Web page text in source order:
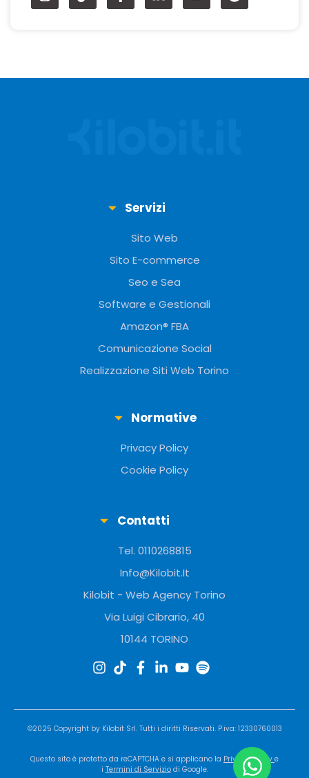
Servizi
Sito Web
Sito E-commerce
Seo e Sea
Software e Gestionali
Amazon® FBA
Comunicazione Social
Realizzazione Siti Web Torino
Normative
Privacy Policy
Cookie Policy
Contatti
Tel. 0110268815
Info@Kilobit.It
Kilobit - Web Agency Torino
Via Luigi Cibrario, 40
10144 TORINO
©2025 Copyright by KilobitSrl. Tutti i diritti Riservati. P.iva: 12330760013
Questo sito è protetto da reCAPTCHA e si applicano la Privacy Policy e
i Termini di Serviziodi Google.